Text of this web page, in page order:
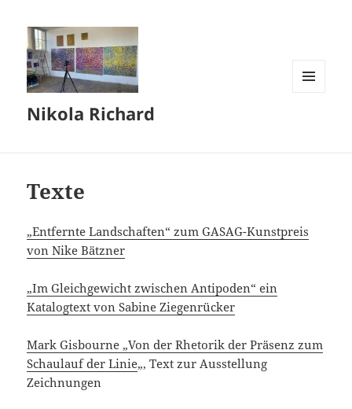
Nikola Richard
Texte
„Entfernte Landschaften“ zum GASAG-Kunstpreis
von Nike Bätzner
„Im Gleichgewicht zwischen Antipoden“ ein
Katalogtext von Sabine Ziegenrücker
Mark Gisbourne „Von der Rhetorik der Präsenz zum
Schaulauf der Linie„, Text zur Ausstellung
Zeichnungen